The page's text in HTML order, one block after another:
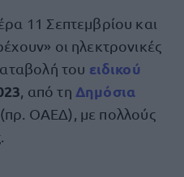
11 Σεπτεμβρίου και
οι ηλεκτρονικές
του ειδικού
, από τη Δημόσια
(πρ. ΟΑΕΔ), με πολλούς